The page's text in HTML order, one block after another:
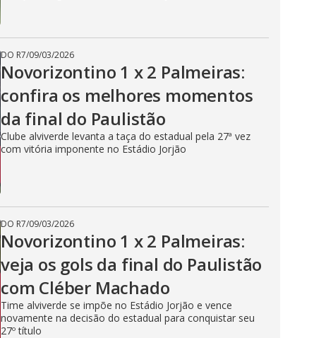
DO R7/09/03/2026
Novorizontino 1 x 2 Palmeiras:
confira os melhores momentos
da final do Paulistão
Clube alviverde levanta a taça do estadual pela 27ª vez
com vitória imponente no Estádio Jorjão
DO R7/09/03/2026
Novorizontino 1 x 2 Palmeiras:
veja os gols da final do Paulistão
com Cléber Machado
Time alviverde se impõe no Estádio Jorjão e vence
novamente na decisão do estadual para conquistar seu
27º título